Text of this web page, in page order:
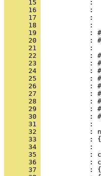
      15
      16
      17
      18
      19
      20
      21
      22
      23
      24
      25
      26
      27
      28
      29
      30
      31
      32
      33
      34
      35
      36
      37